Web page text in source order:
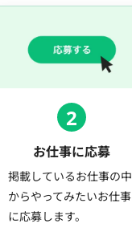
2
お仕事に応募
掲載しているお仕事の中
からやってみたいお仕事
に応募します。